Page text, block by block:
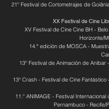
21º Festival de Cortometrajes de
XX Festival de Cine
XV Festival de Cine Cine BH -
Horizonte/
14.ª edición de MOSCA -
13º Festival de Animación de Anibar
13° Crash - Festival de Cine Fantástico
11.º ANIMAGE - Festival Internacional
Pernambuco - Recife/